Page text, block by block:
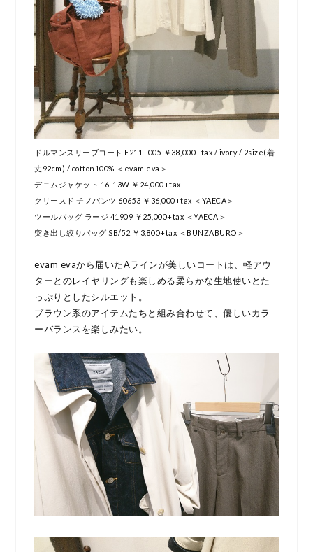
ドルマンスリーブコート E211T005 ￥38,000+tax / ivory / 2size(着
丈92cm) / cotton100% ＜evam eva＞
デニムジャケット 16-13W ￥24,000+tax
クリースド チノパンツ 60653 ￥36,000+tax ＜YAECA＞
ツールバッグ ラージ 41909 ￥25,000+tax ＜YAECA＞
突き出し絞りバッグ SB/52 ￥3,800+tax ＜BUNZABURO＞
evam evaから届いたAラインが美しいコートは、軽アウ
ターとのレイヤリングも楽しめる柔らかな生地使いとた
っぷりとしたシルエット。
ブラウン系のアイテムたちと組み合わせて、優しいカラ
ーバランスを楽しみたい。